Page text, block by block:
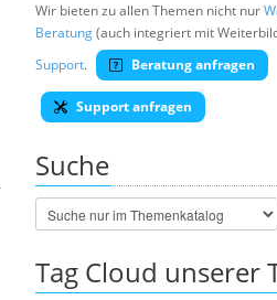
Wir bieten zu allen Themen nicht nur
Beratung(auch integriert mit
Support. Beratung anfragen
Support anfragen
Suche
Tag Cloud unserer